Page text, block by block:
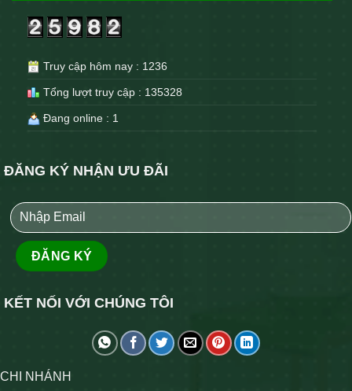
Truy cập hôm nay : 1236
Tổng lượt truy cập : 135328
Đang online : 1
ĐĂNG KÝ NHẬN ƯU ĐÃI
KẾT NỐI VỚI CHÚNG TÔI
CHI NHÁNH